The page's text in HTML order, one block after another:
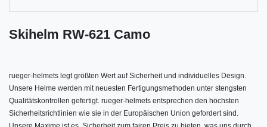
Skihelm RW-621 Camo
rueger-helmets legt größten Wert auf Sicherheit und individuelles Design.
Unsere Helme werden mit neuesten Fertigungsmethoden unter stengsten
Qualitätskontrollen gefertigt. rueger-helmets entsprechen den höchsten
Sicherheitsrichtlinien wie sie in der Europäischen Union gefordert sind.